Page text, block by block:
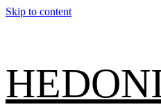
Skip to content